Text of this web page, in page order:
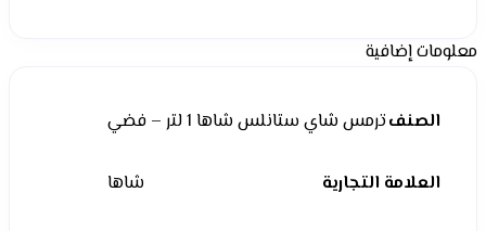
معلومات إضافية
الصنفترمس شاي ستانلس شاها 1 لتر – فضي
العلامة التجارية شاها